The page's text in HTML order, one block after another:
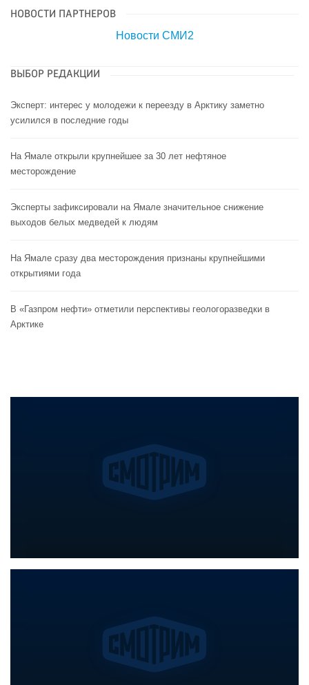
НОВОСТИ ПАРТНЕРОВ
Новости СМИ2
ВЫБОР РЕДАКЦИИ
Эксперт: интерес у молодежи к переезду в Арктику заметно
усилился в последние годы
На Ямале открыли крупнейшее за 30 лет нефтяное
месторождение
Эксперты зафиксировали на Ямале значительное снижение
выходов белых медведей к людям
На Ямале сразу два месторождения признаны крупнейшими
открытиями года
В «Газпром нефти» отметили перспективы геологоразведки в
Арктике